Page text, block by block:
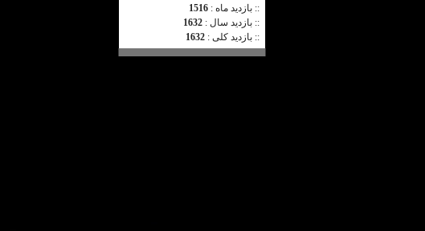
:: بازدید ماه :1516
:: بازدید سال :1632
:: بازدید کلی :1632